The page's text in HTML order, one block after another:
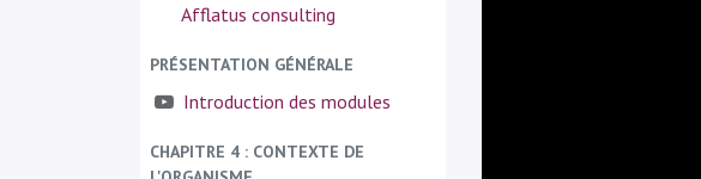
Afflatus consulting
PRÉSENTATION GÉNÉRALE
Introduction des modules
CHAPITRE 4 : CONTEXTE DE